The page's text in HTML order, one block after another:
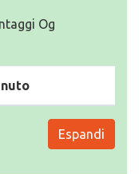
Og
Espandi